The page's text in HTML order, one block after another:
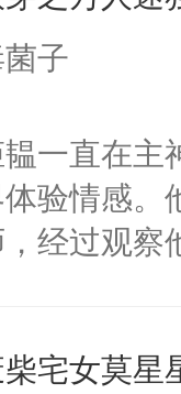
子
一直在主
验情感。
，经过观察
他决定参
柴宅女莫星